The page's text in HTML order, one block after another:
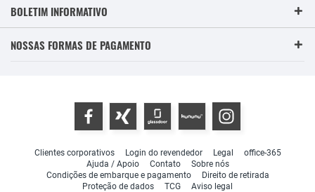
BOLETIM INFORMATIVO
NOSSAS FORMAS DE PAGAMENTO
Clientes corporativos Login do revendedor Legal
office-365
Ajuda / Apoio
Contato
Sobre nós
Condições de embarque e pagamento
Direito de retirada
Proteção de dados
TCG Aviso legal